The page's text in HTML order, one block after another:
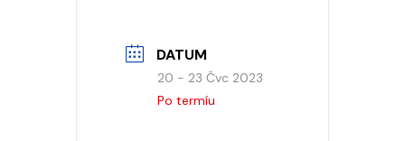
DATUM
20 - 23 Čvc 2023
Po termíu